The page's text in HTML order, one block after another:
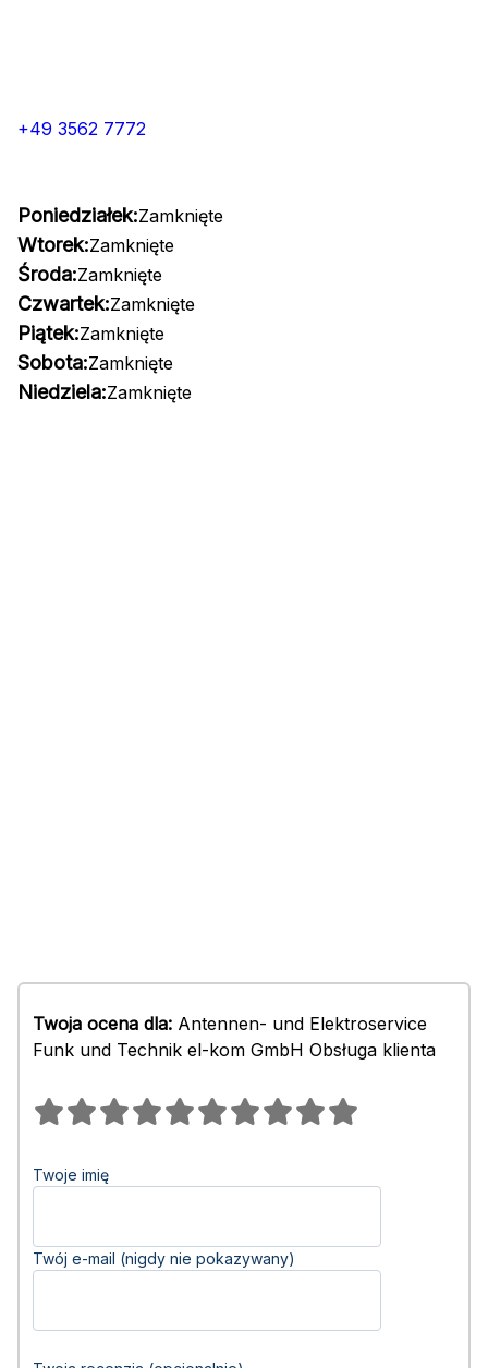
+49 3562 7772
Poniedziałek:Zamknięte
Wtorek:Zamknięte
Środa:Zamknięte
Czwartek:Zamknięte
Piątek:Zamknięte
Sobota:Zamknięte
Niedziela:Zamknięte
Twoja ocena dla: Antennen- und Elektroservice
Funk und Technik el-kom GmbH Obsługa klienta
Twoje imię
Twój e-mail (nigdy nie pokazywany)